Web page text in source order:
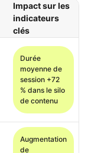
Impact sur les
indicateurs
clés
Durée
moyenne de
session +72
% dans le silo
de contenu
Augmentation
de